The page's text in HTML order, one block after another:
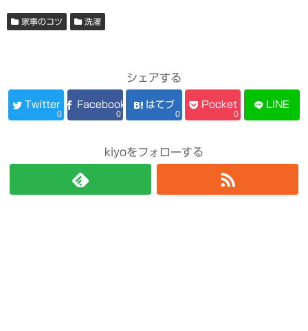
家事のコツ 洗濯
シェアする
Twitter
0
Facebook
0
はてブ
0
Pocket
0
LINE
kiyoをフォローする